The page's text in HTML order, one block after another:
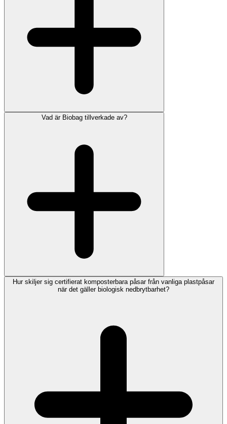
Vad är Biobag tillverkade av?
Hur skiljer sig certifierat komposterbara påsar från vanliga plastpåsar
när det gäller biologisk nedbrytbarhet?